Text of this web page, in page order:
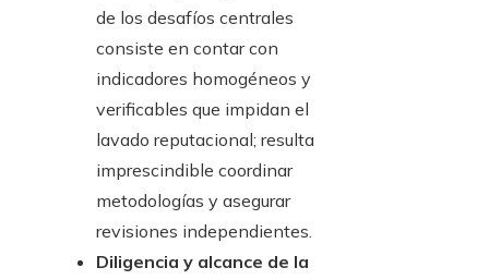
de los desafíos centrales
consiste en contar con
indicadores homogéneos y
verificables que impidan el
lavado reputacional; resulta
imprescindible coordinar
metodologías y asegurar
revisiones independientes.
Diligencia y alcance de la